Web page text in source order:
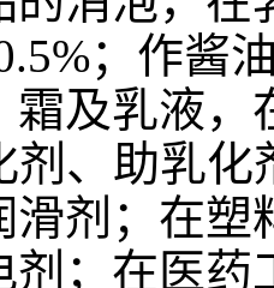
；作酱
霜及乳液
剂、助乳
滑剂；在
剂；在医